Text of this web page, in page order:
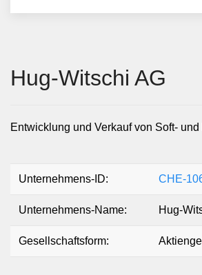
Hug-Witschi AG
Entwicklung und Verkauf von Soft-
Unternehmens-ID: CHE-
Unternehmens-Name: Hug-
Gesellschaftsform: